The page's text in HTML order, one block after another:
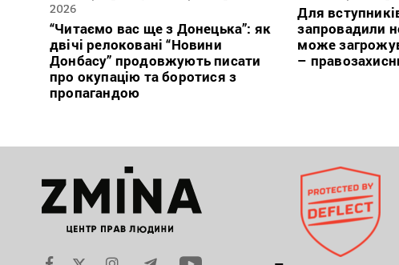
2026
“Читаємо вас ще з Донецька”: як
двічі релоковані “Новини
Донбасу” продовжують писати
про окупацію та боротися з
пропагандою
Для
запровадили
може
–